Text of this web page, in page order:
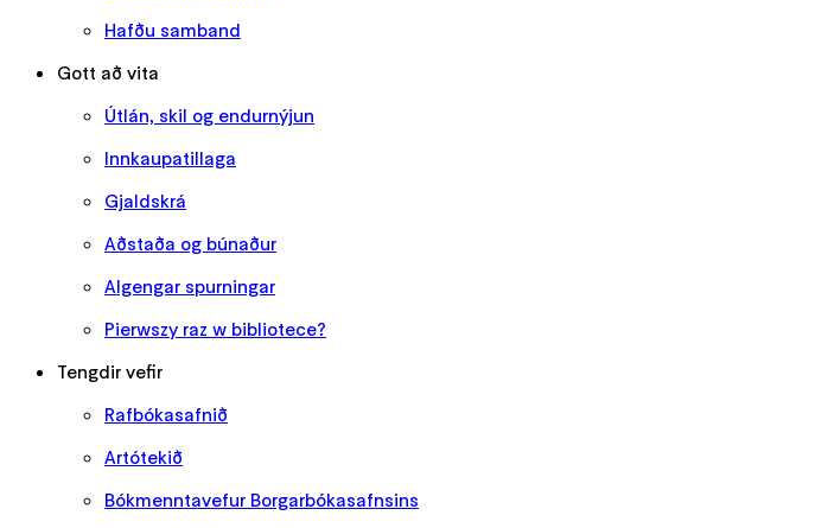
Hafðu samband
Gott að vita
Útlán, skil og endurnýjun
Innkaupatillaga
Gjaldskrá
Aðstaða og búnaður
Algengar spurningar
Pierwszy raz w bibliotece?
Tengdir vefir
Rafbókasafnið
Artótekið
Bókmenntavefur Borgarbókasafnsins